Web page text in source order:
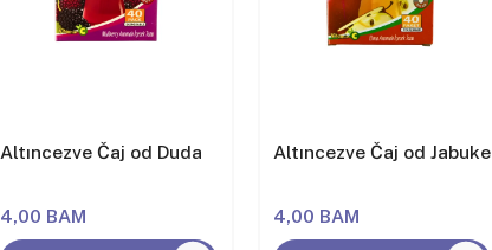
Altıncezve Čaj od Duda
4,00 BAM
Altıncezve Čaj od Jabuke
4,00 BAM